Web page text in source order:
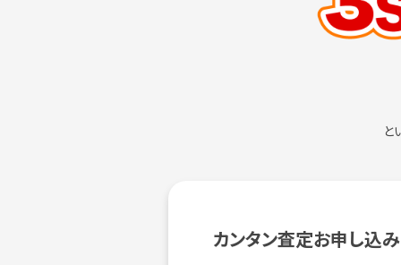
と
カンタン査定お申し込